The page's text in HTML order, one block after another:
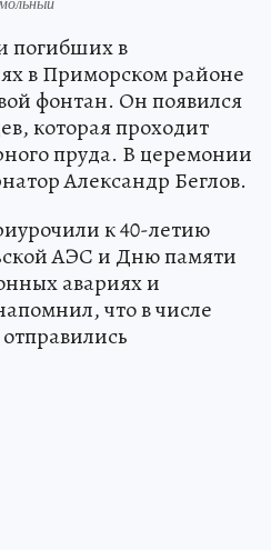
погибших в
в Приморском районе
фонтан. Он появился
которая проходит
пруда. В церемонии
Александр Беглов.
к 40-летию
АЭС и Дню памяти
авариях и
что в числе